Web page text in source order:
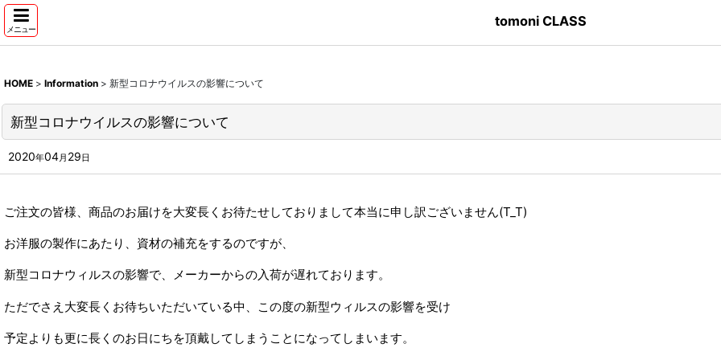
メニュー
tomoni CLASS
HOME > Information > 新型コロナウイルスの影響について
新型コロナウイルスの影響について
2020年04月 29日
ご注文の皆様、商品のお届けを大変長くお待たせしておりまして本当に申し訳ございません(T_T)
お洋服の製作にあたり、資材の補充をするのですが、
新型コロナウィルスの影響で、メーカーからの入荷が遅れております。
ただでさえ大変長くお待ちいただいている中、この度の新型ウィルスの影響を受け
予定よりも更に長くのお日にちを頂戴してしまうことになってしまいます。